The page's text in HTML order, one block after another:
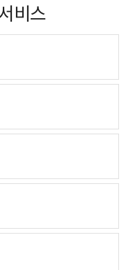
비스